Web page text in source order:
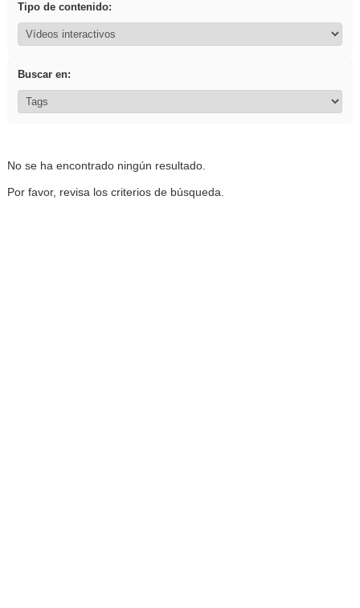
Tipo de contenido:
Buscar en:
No se ha encontrado ningún resultado.
Por favor, revisa los criterios de búsqueda.